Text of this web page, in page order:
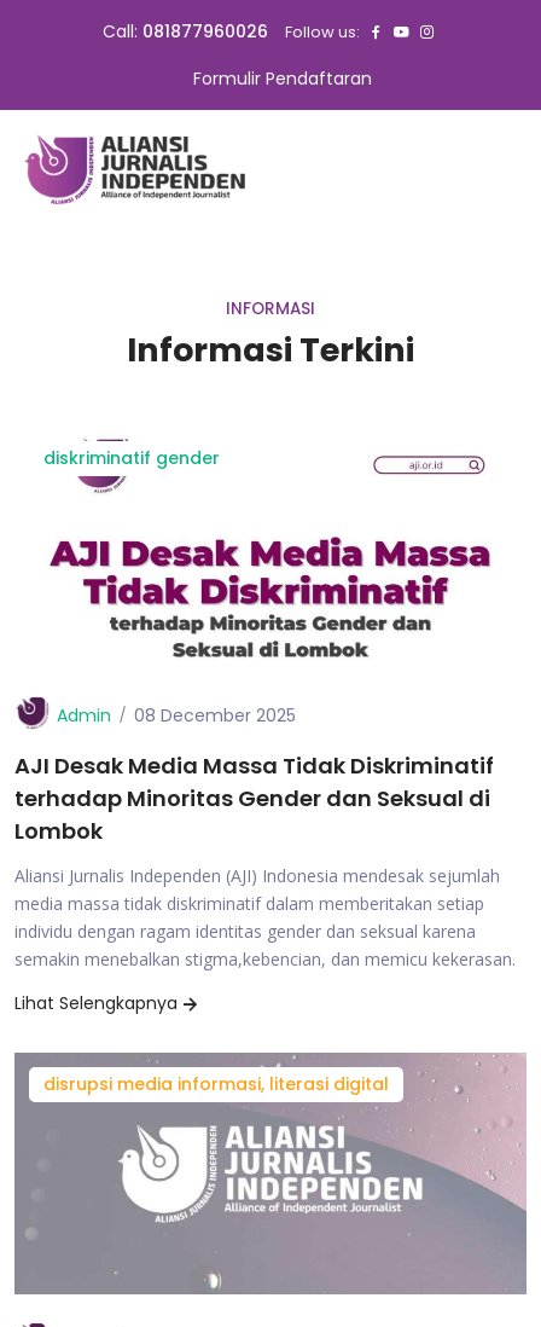
Call: 081877960026 Follow us:
Formulir Pendaftaran
INFORMASI
Informasi Terkini
diskriminatif gender
Admin 08 December 2025
AJI Desak Media Massa Tidak Diskriminatif
terhadap Minoritas Gender dan Seksual di
Lombok
Aliansi Jurnalis Independen (AJI) Indonesia mendesak sejumlah
media massa tidak diskriminatif dalam memberitakan setiap
individu dengan ragam identitas gender dan seksual karena
semakin menebalkan stigma,kebencian, dan memicu kekerasan.
Lihat Selengkapnya
disrupsi media informasi, literasi digital